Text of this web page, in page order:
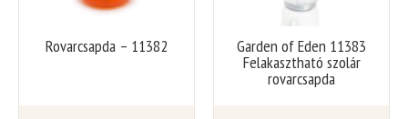
Rovarcsapda – 11382 Garden of Eden 11383
Felakasztható szolár
rovarcsapda